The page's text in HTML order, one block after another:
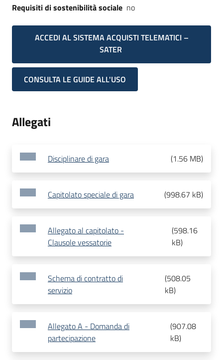
Requisiti di sostenibilità sociale no
ACCEDI AL SISTEMA ACQUISTI TELEMATICI –
SATER
CONSULTA LE GUIDE ALL'USO
Allegati
Disciplinare di gara (1.56 MB)
Capitolato speciale di gara (998.67 kB)
Allegato al capitolato -
Clausole vessatorie
(598.16
kB)
Schema di contratto di
servizio
(508.05
kB)
Allegato A - Domanda di
partecipazione
(907.08
kB)